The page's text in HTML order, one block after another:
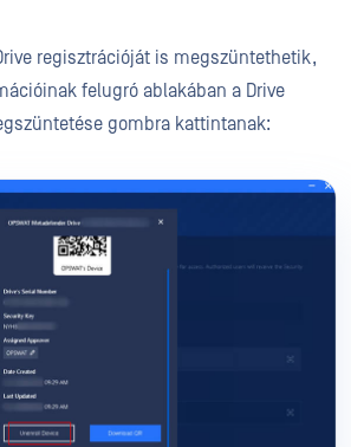
regisztrációját is megszüntethetik,
felugró ablakában a Drive
gombra kattintanak: